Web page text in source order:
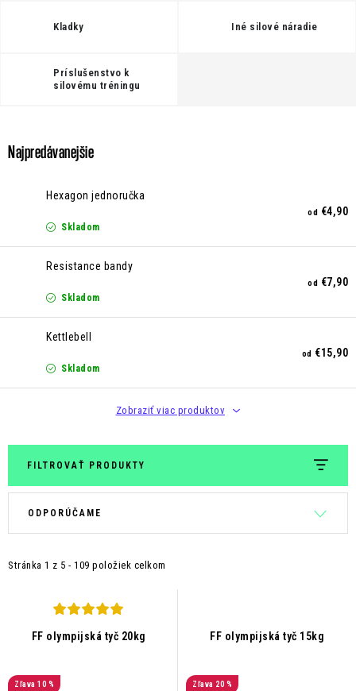
Kladky Iné silové náradie
Príslušenstvo k
silovému tréningu
Najpredávanejšie
Hexagon jednoručka
Skladom
od €4,90
Resistance bandy
Skladom
od €7,90
Kettlebell
Skladom
od €15,90
Zobraziť viac produktov
FILTROVAŤ PRODUKTY
i
d
Stránka 1 z 5 - 109 položiek celkom
e
r
ODPORÚČAME
FF olympijská tyč 20kg
10 %
FF olympijská tyč 15kg
20 %